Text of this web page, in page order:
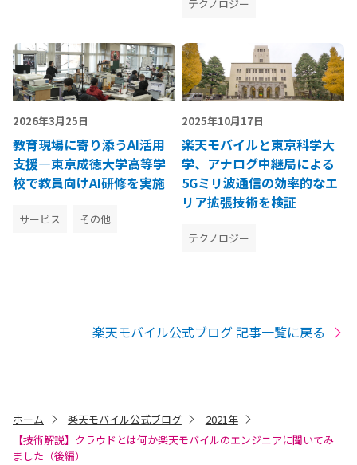
テクノロジー
2026年3月25日
教育現場に寄り添うAI活用
支援―東京成徳大学高等学
校で教員向けAI研修を実施
サービス その他
2025年10月17日
楽天モバイルと東京科学大
学、アナログ中継局による
5Gミリ波通信の効率的なエ
リア拡張技術を検証
テクノロジー
楽天モバイル公式ブログ 記事一覧に戻る
ホーム 楽天モバイル公式ブログ
2021年
【技術解説】クラウドとは何か楽天モバイルのエンジニアに聞いてみ
ました（後編）